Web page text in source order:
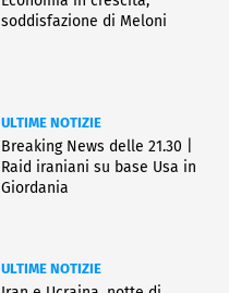
soddisfazione di Meloni
ULTIME NOTIZIE
Breaking News delle 21.30 |
Raid iraniani su base Usa in
Giordania
ULTIME NOTIZIE